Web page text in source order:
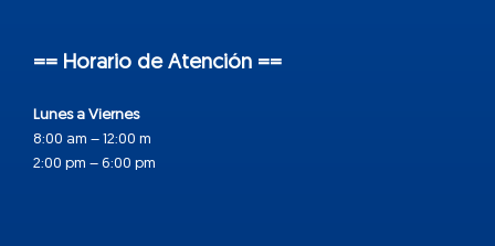
== Horario de Atención ==
Lunes a Viernes
8:00 am – 12:00 m
2:00 pm – 6:00 pm